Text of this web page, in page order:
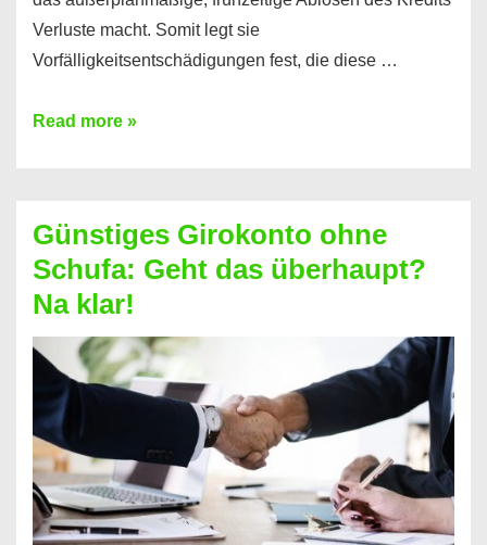
Verluste macht. Somit legt sie
Vorfälligkeitsentschädigungen fest, die diese …
Kredit
dabei
profitieren
–
So
funktioniert’s
Read more »
Günstiges Girokonto ohne
Schufa: Geht das überhaupt?
Na klar!